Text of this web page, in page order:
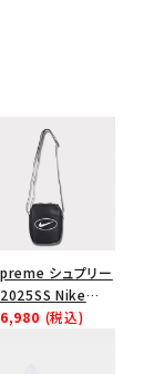
シュプリー
Nike
Shoulder
(税込)